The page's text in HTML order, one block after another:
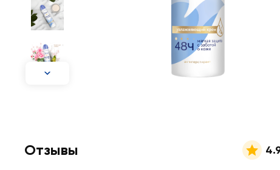
Отзывы